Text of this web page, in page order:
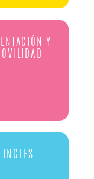
Y
INGLES